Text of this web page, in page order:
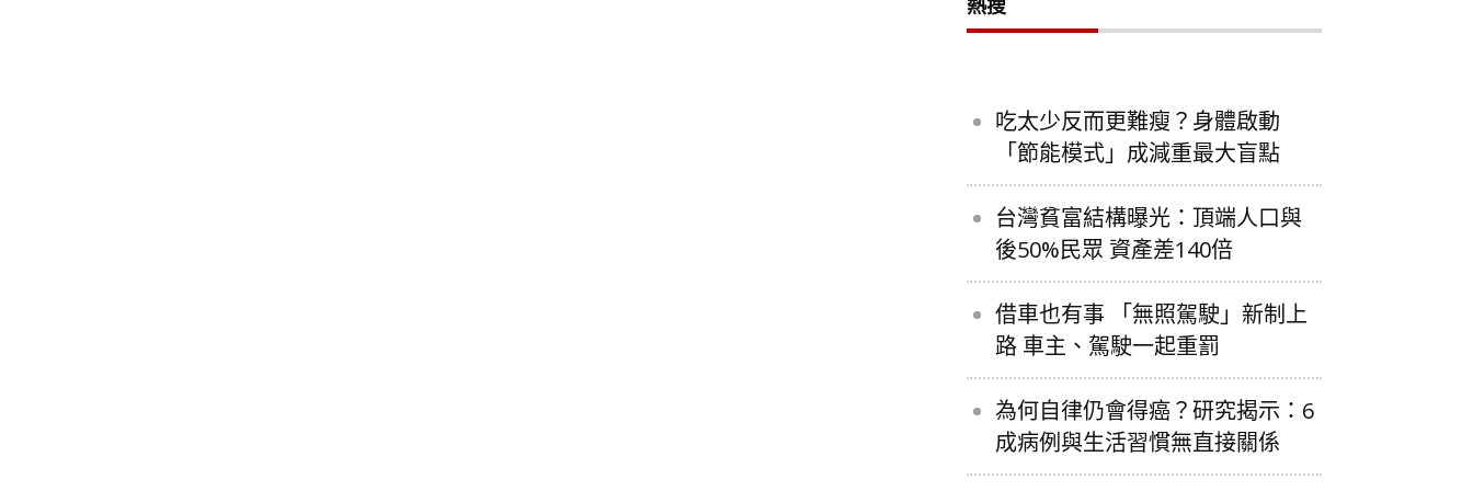
熱搜
吃太少反而更難瘦？身體啟動
「節能模式」成減重最大盲點
台灣貧富結構曝光：頂端人口與
後50%民眾 資產差140倍
借車也有事 「無照駕駛」新制上
路 車主、駕駛一起重罰
為何自律仍會得癌？研究揭示：6
成病例與生活習慣無直接關係